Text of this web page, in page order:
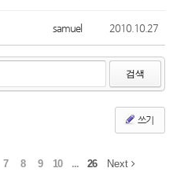
samuel 2010.10.27
검색
쓰기
7 8 9 10 ... 26 Next